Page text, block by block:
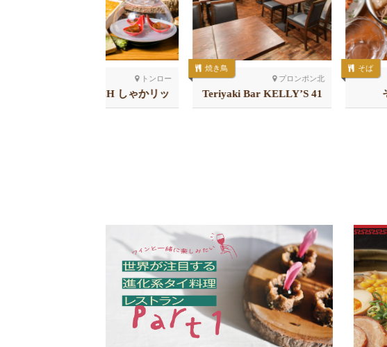
プロンポン北
Teriyaki Bar KELLY’S 41
店
プロンポン南
そば割烹 一芯